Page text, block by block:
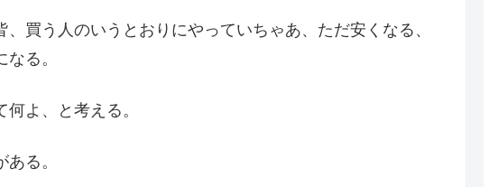
買う人のいうとおりにやっていちゃあ、ただ安くなる、
る。
よ、と考える。
る。